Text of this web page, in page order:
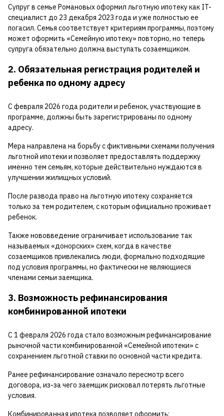
Супруг в семье Романовых оформил льготную ипотеку как IT-
специалист до 23 декабря 2023 года и уже полностью ее
погасил. Семья соответствует критериям программы, поэтому
может оформить «Семейную ипотеку» повторно, но теперь
супруга обязательно должна выступать созаемщиком.
2. Обязательная регистрация родителей и
ребенка по одному адресу
С февраля 2026 года родители и ребенок, участвующие в
программе, должны быть зарегистрированы по одному
адресу.
Мера направлена на борьбу с фиктивными схемами получения
льготной ипотеки и позволяет предоставлять поддержку
именно тем семьям, которые действительно нуждаются в
улучшении жилищных условий.
После развода право на льготную ипотеку сохраняется
только за тем родителем, с которым официально проживает
ребенок.
Также нововведение ограничивает использование так
называемых «донорских» схем, когда в качестве
созаемщиков привлекались люди, формально подходящие
под условия программы, но фактически не являющиеся
членами семьи заемщика.
3. Возможность рефинансирования
комбинированной ипотеки
С 1 февраля 2026 года стало возможным рефинансирование
рыночной части комбинированной «Семейной ипотеки» с
сохранением льготной ставки по основной части кредита.
Ранее рефинансирование означало пересмотр всего
договора, из-за чего заемщик рисковал потерять льготные
условия.
Комбинированная ипотека позволяет оформить: